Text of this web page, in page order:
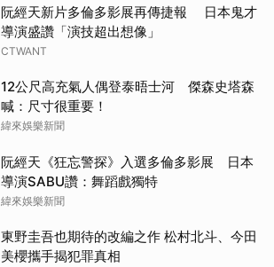
阮經天新片多倫多影展再傳捷報 日本鬼才
導演盛讚「演技超出想像」
CTWANT
12公尺高充氣人偶登泰晤士河 傑森史塔森
喊：尺寸很重要！
緯來娛樂新聞
阮經天《狂忘警探》入選多倫多影展 日本
導演SABU讚：舞蹈戲獨特
緯來娛樂新聞
東野圭吾也期待的改編之作 松村北斗、今田
美櫻攜手揭犯罪真相